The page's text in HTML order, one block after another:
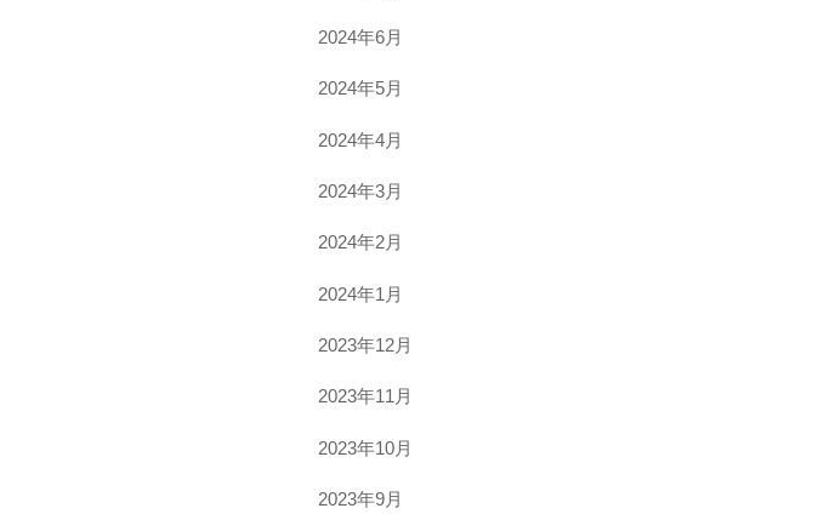
2024年6月
2024年5月
2024年4月
2024年3月
2024年2月
2024年1月
2023年12月
2023年11月
2023年10月
2023年9月